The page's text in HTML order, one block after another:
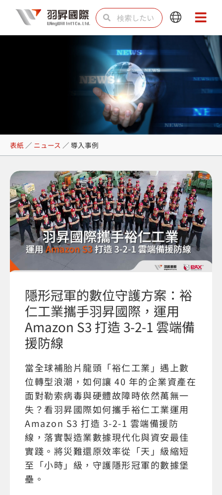
を
検
索 索
Main
Menu
Main
Menu
導入事例
表紙 ／ ニュース ／ 導入事例
隱形冠軍的數位守護方案：裕
仁工業攜手羽昇國際，運用
Amazon S3 打造 3-2-1 雲端備
援防線
當全球補胎片龍頭「裕仁工業」遇上數
位轉型浪潮，如何讓 40 年的企業資產在
面對勒索病毒與硬體故障時依然萬無一
失？看羽昇國際如何攜手裕仁工業運用
Amazon S3 打造 3-2-1 雲端備援防
線，落實製造業數據現代化與資安最佳
實踐。將災難還原效率從「天」級縮短
至「小時」級，守護隱形冠軍的數據堡
壘。